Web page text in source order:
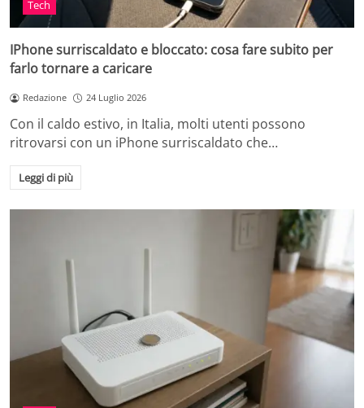
Tech
IPhone surriscaldato e bloccato: cosa fare subito per
farlo tornare a caricare
Redazione 24 Luglio 2026
Con il caldo estivo, in Italia, molti utenti possono
ritrovarsi con un iPhone surriscaldato che…
Leggi di più